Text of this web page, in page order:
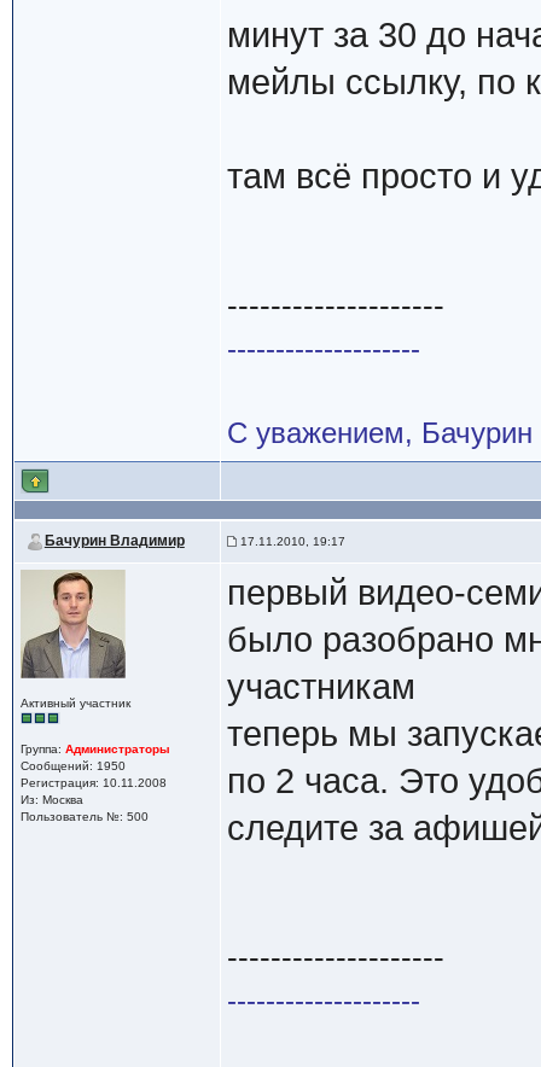
минут за 30 до
мейлы ссылку, по
там всё просто и
--------------------
--------------------
С уважением,
Бачурин Владимир 17.11.2010, 19:17
Активный участник
Группа: Администраторы
Сообщений: 1950
Регистрация: 10.11.2008
Из: Москва
Пользователь №: 500
первый видео-
было разобрано
участникам
теперь мы
по 2 часа. Это
следите за
--------------------
--------------------